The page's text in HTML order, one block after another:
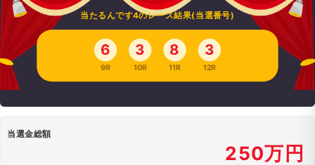
当たるんです4のレース結果(当選番号)
6
9R
3
10R
8
11R
3
12R
当選金総額
250万円